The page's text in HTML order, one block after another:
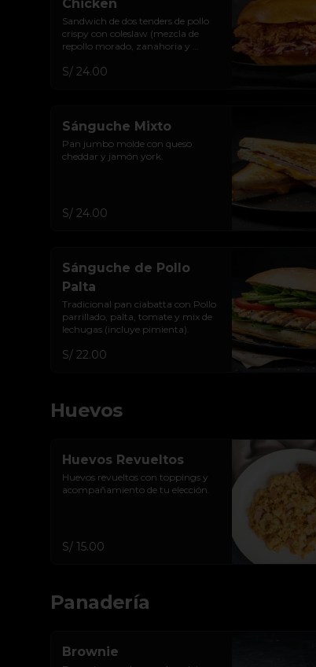
Chicken
Sandwich de dos tenders de pollo
crispy con coleslaw (mezcla de
repollo morado, zanahoria y
S/ 24.00
Sánguche Mixto
Pan jumbo molde con queso
cheddar y jamón york.
S/ 24.00
Sánguche de Pollo
Palta
Tradicional pan ciabatta con Pollo
parrillado, palta, tomate y mix de
lechugas (incluye pimienta).
S/ 22.00
Huevos
Huevos Revueltos
Huevos revueltos con toppings y
acompañamiento de tu elección.
S/ 15.00
Panadería
Brownie